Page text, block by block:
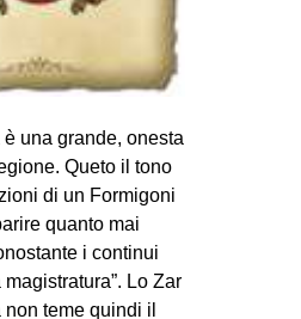
POPOLARE
ALL’ABITARE
GENERI
è una grande, onesta
Queto il tono
di un Formigoni
quanto mai
i continui
Lo Zar
teme quindi il